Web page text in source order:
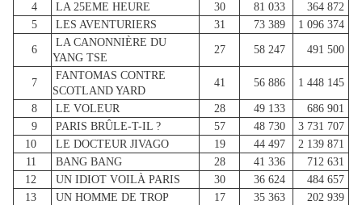
4 LA 25EME HEURE 30 81 033
364 872
5
LES AVENTURIERS 31 73 389 1 096 374
6
LA CANONNIÈRE DU
YANG TSE
27 58 247 491 500
7
FANTOMAS CONTRE
SCOTLAND YARD
41 56 886 1 448 145
8 LE VOLEUR 28 49 133
686 901
9
PARIS BRÛLE-T-IL ? 57 48 730
3 731 707
10
LE DOCTEUR JIVAGO 19 44 497
2 139 871
11
BANG BANG 28 41 336
712 631
12
UN IDIOT VOILÀ PARIS 30 36 624
484 657
13
UN HOMME DE TROP 17 35 363 202 939